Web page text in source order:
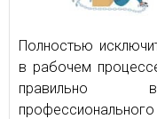
Полностью
в рабочем
правильно